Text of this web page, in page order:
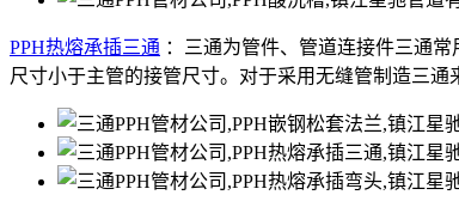
PPH热熔承插三通 ：三通为管件、管道连接件三通
尺寸小于主管的接管尺寸。对于采用无缝管制造三